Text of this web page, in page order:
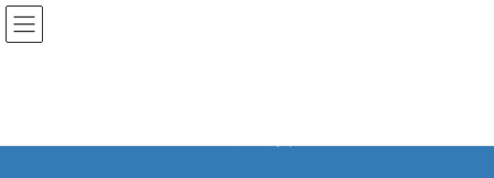
コ
ン
ス
ナ
ビ
ン